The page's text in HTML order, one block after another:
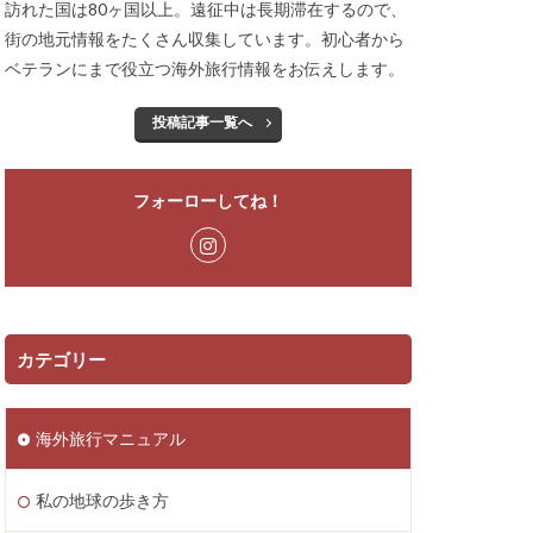
訪れた国は80ヶ国以上。遠征中は長期滞在するので、
街の地元情報をたくさん収集しています。初心者から
ベテランにまで役立つ海外旅行情報をお伝えします。
投稿記事一覧へ
フォーローしてね！
カテゴリー
海外旅行マニュアル
私の地球の歩き方